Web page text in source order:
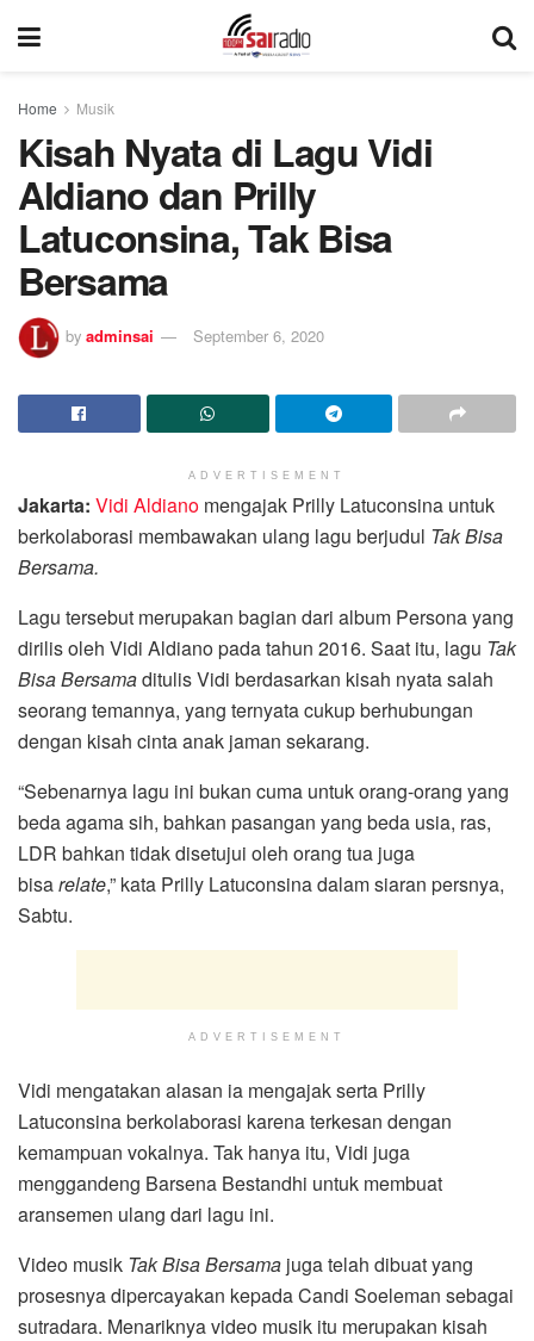
Home Musik
Kisah Nyata di Lagu Vidi
Aldiano dan Prilly
Latuconsina, Tak Bisa
Bersama
by adminsai September 6, 2020
ADVERTISEMENT
Jakarta: Vidi Aldiano mengajak Prilly Latuconsina untuk
berkolaborasi membawakan ulang lagu berjudul Tak Bisa
Bersama.
Lagu tersebut merupakan bagian dari album Persona yang
dirilis oleh Vidi Aldiano pada tahun 2016. Saat itu, lagu Tak
Bisa Bersamaditulis Vidi berdasarkan kisah nyata salah
seorang temannya, yang ternyata cukup berhubungan
dengan kisah cinta anak jaman sekarang.
“Sebenarnya lagu ini bukan cuma untuk orang-orang yang
beda agama sih, bahkan pasangan yang beda usia, ras,
LDR bahkan tidak disetujui oleh orang tua juga
bisarelate,” kata Prilly Latuconsina dalam siaran persnya,
Sabtu.
ADVERTISEMENT
Vidi mengatakan alasan ia mengajak serta Prilly
Latuconsina berkolaborasi karena terkesan dengan
kemampuan vokalnya. Tak hanya itu, Vidi juga
menggandeng Barsena Bestandhi untuk membuat
aransemen ulang dari lagu ini.
Video musik Tak Bisa Bersama juga telah dibuat yang
prosesnya dipercayakan kepada Candi Soeleman sebagai
sutradara. Menariknya video musik itu merupakan kisah